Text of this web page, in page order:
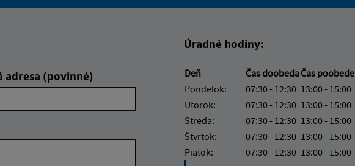
adresa (povinné)
Úradné hodiny:
Deň Čas doobedaČas poobede
Pondelok:
07:30 - 12:30 13:00 - 15:00
Utorok:
07:30 - 12:30 13:00 - 15:00
Streda:
07:30 - 12:30 13:00 - 15:00
Štvrtok:
07:30 - 12:30 13:00 - 15:00
Piatok:
07:30 - 12:30 13:00 - 15:00